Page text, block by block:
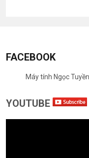
FACEBOOK
Máy tính Ngọc Tuyền
YOUTUBE